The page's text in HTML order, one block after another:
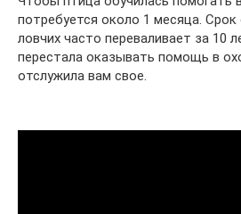
потребуется около 1 месяца.
ловчих часто переваливает за 10
перестала оказывать помощь в
отслужила вам свое.